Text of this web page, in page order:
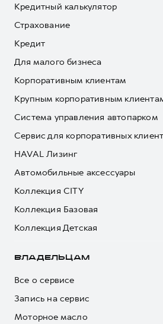
Кредитный калькулятор
Страхование
Кредит
Для малого бизнеса
Корпоративным клиентам
Крупным корпоративным
Система управления автопарком
Сервис для корпоративных
HAVAL Лизинг
Автомобильные аксессуары
Коллекция CITY
Коллекция Базовая
Коллекция Детская
ВЛАДЕЛЬЦАМ
Все о сервисе
Запись на сервис
Моторное масло